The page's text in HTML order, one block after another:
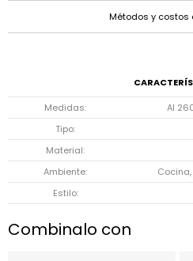
Métodos y costos
Medidas
Al
Tipo
Material
Ambiente
Estilo
Combinalo con